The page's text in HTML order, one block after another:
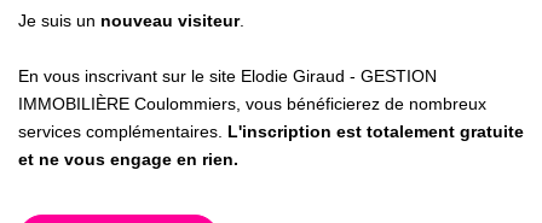
CONTACT
Je suis un nouveau visiteur.
En vous inscrivant sur le site Elodie Giraud - GESTION
IMMOBILIÈRE Coulommiers, vous bénéficierez de nombreux
services complémentaires. L'inscription est totalement gratuite
et ne vous engage en rien.